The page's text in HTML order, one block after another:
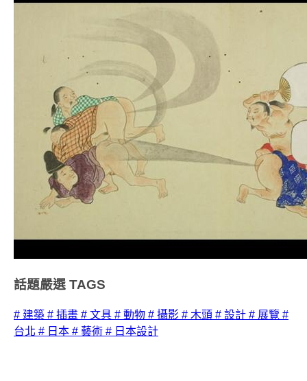
話題嚴選 TAGS
# 建築 # 插畫 # 文具 # 動物 # 攝影 # 木頭 # 設計 # 展覽 #
台北 # 日本 # 藝術 # 日本設計